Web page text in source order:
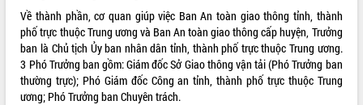
Về thành phần, cơ quan giúp việc Ban An toàn giao thông tỉnh, thành
phố trực thuộc Trung ương và Ban An toàn giao thông cấp huyện, Trưởng
ban là Chủ tịch Ủy ban nhân dân tỉnh, thành phố trực thuộc Trung ương.
3 Phó Trưởng ban gồm: Giám đốc Sở Giao thông vận tải (Phó Trưởng ban
thường trực); Phó Giám đốc Công an tỉnh, thành phố trực thuộc Trung
ương; Phó Trưởng ban Chuyên trách.